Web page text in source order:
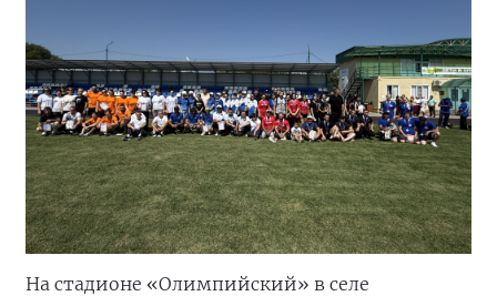
На стадионе «Олимпийский» в селе